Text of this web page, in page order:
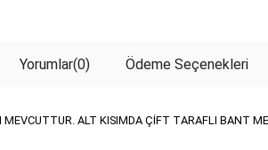
Yorumlar(0) Ödeme Seçenekleri
MEVCUTTUR. ALT KISIMDA ÇİFT TARAFLI BANT